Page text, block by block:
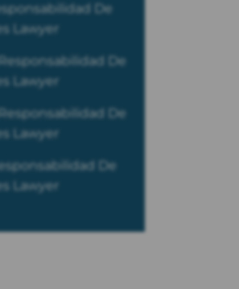
De
Lawyer
Responsabilidad De
Lawyer
Responsabilidad De
Lawyer
De
Lawyer